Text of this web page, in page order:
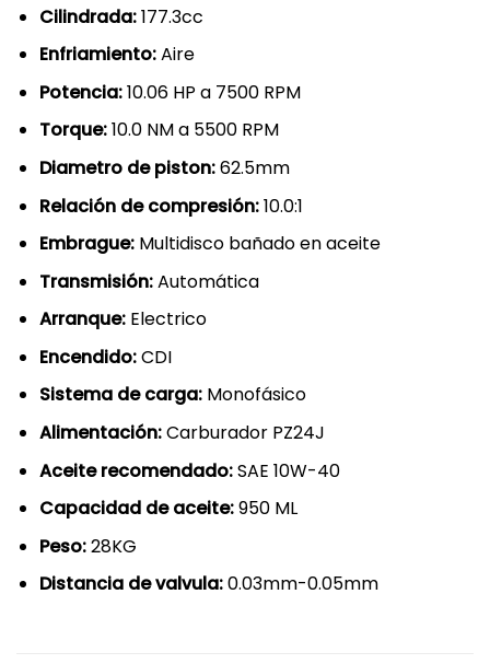
Cilindrada:177.3cc
Enfriamiento:Aire
Potencia:10.06 HP a 7500 RPM
Torque:10.0 NM a 5500 RPM
Diametro de piston:62.5mm
Relación de compresión:10.0:1
Embrague:Multidisco bañado en aceite
Transmisión:Automática
Arranque:Electrico
Encendido:CDI
Sistema de carga:Monofásico
Alimentación:Carburador PZ24J
Aceite recomendado:SAE 10W-40
Capacidad de aceite:950 ML
Peso:28KG
Distancia de valvula:0.03mm-0.05mm